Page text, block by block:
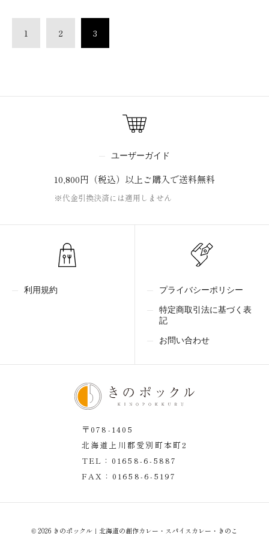
1 2 3
ユーザーガイド
10,800円（税込）以上ご購入で送料無料
※代金引換決済には適用しません
利用規約
プライバシーポリシー
特定商取引法に基づく表
記
お問い合わせ
〒078-1405
北海道上川郡愛別町本町2
TEL： 01658-6-5887
FAX：01658-6-5197
© 2026 きのポックル｜北海道の創作カレー・スパイスカレー・きのこ